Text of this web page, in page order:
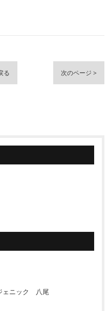
る 次のページ >
ェニック 八尾